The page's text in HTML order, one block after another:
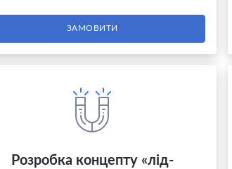
ЗАМОВИТИ
Розробка концепту «лід-